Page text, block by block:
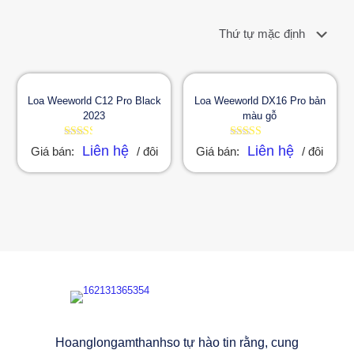
Loa Weeworld C12 Pro Black
2023
Được
xếp
hạng
Giá bán: Liên hệ / đôi
Loa Weeworld DX16 Pro bản
màu gỗ
Được
xếp
hạng
Giá bán: Liên hệ / đôi
Hoanglongamthanhso tự hào tin rằng, cung